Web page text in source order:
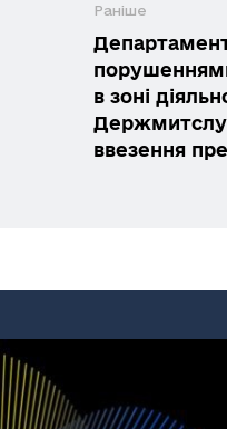
Раніше
в зоні
ввезення